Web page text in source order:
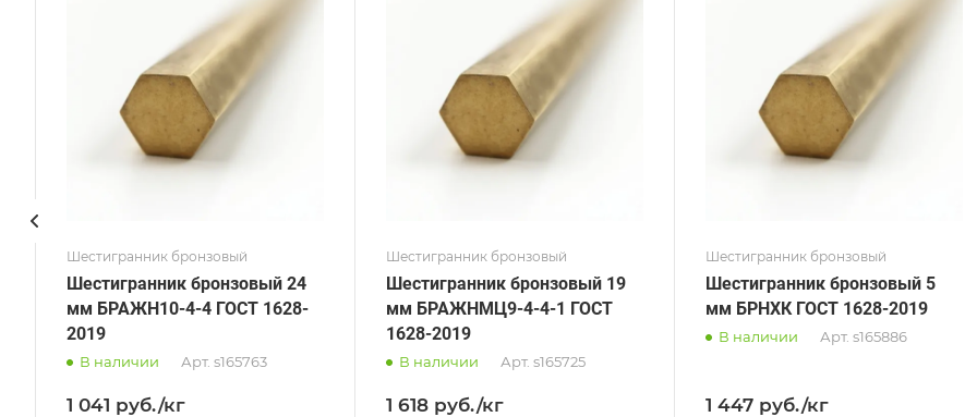
Шестигранник бронзовый
Шестигранник бронзовый 24
мм БРАЖН10-4-4 ГОСТ 1628-
2019
В наличии Арт. s165763
1 041 руб./кг
БРАЖНМЦ9-4-4-1
ГОСТ, ТУ
ГОСТ 1628-2019
Диаметр, мм
Шестигранник бронзовый
Шестигранник бронзовый 19
мм БРАЖНМЦ9-4-4-1 ГОСТ
1628-2019
В наличии Арт. s165725
1 618 руб./кг
ГОСТ, ТУ
ГОСТ 1628-2019
Диаметр, мм
Шестигранник бронзовый
Шестигранник бронзовый 5
мм БРНХК ГОСТ 1628-2019
В наличии Арт. s165886
1 447 руб./кг
ГОСТ, ТУ
ГОСТ 1628-2019
Диаметр, мм